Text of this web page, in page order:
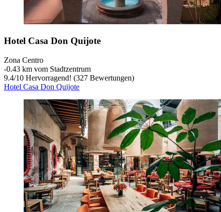
Hotel Casa Don Quijote
Zona Centro
‐0.43 km vom Stadtzentrum
9.4/10 Hervorragend! (327 Bewertungen)
Hotel Casa Don Quijote